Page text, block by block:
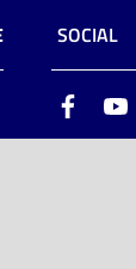
SOCIAL